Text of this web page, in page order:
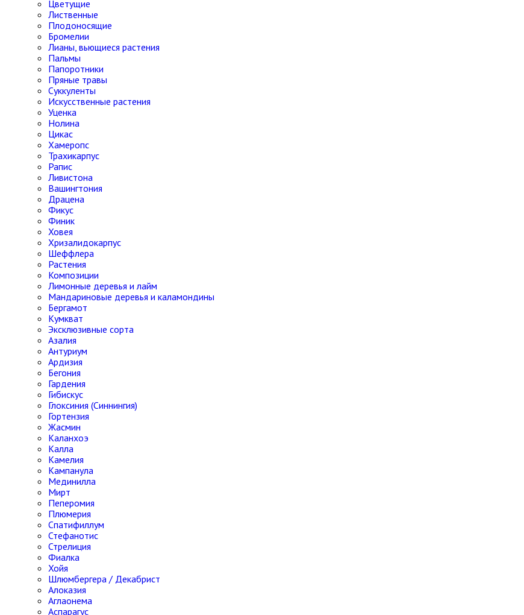
Цветущие
Лиственные
Плодоносящие
Бромелии
Лианы, вьющиеся растения
Пальмы
Папоротники
Пряные травы
Суккуленты
Искусственные растения
Уценка
Нолина
Цикас
Хамеропс
Трахикарпус
Рапис
Ливистона
Вашингтония
Драцена
Фикус
Финик
Ховея
Хризалидокарпус
Шеффлера
Растения
Композиции
Лимонные деревья и лайм
Мандариновые деревья и каламондины
Бергамот
Кумкват
Эксклюзивные сорта
Азалия
Антуриум
Ардизия
Бегония
Гардения
Гибискус
Глоксиния (Синнингия)
Гортензия
Жасмин
Каланхоэ
Калла
Камелия
Кампанула
Мединилла
Мирт
Пеперомия
Плюмерия
Спатифиллум
Стефанотис
Стрелиция
Фиалка
Хойя
Шлюмбергера / Декабрист
Алоказия
Аглаонема
Аспарагус